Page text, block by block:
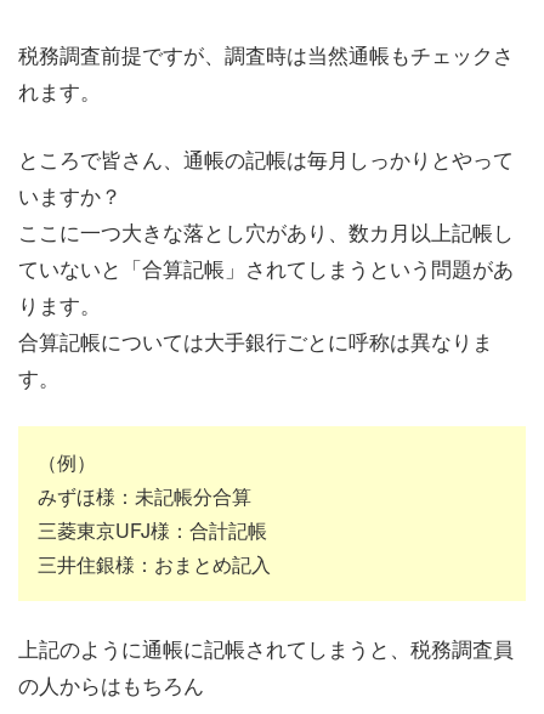
税務調査前提ですが、調査時は当然通帳もチェックさ
れます。
ところで皆さん、通帳の記帳は毎月しっかりとやって
いますか？
ここに一つ大きな落とし穴があり、数カ月以上記帳し
ていないと「合算記帳」されてしまうという問題があ
ります。
合算記帳については大手銀行ごとに呼称は異なりま
す。
（例）
みずほ様：未記帳分合算
三菱東京UFJ様：合計記帳
三井住銀様：おまとめ記入
上記のように通帳に記帳されてしまうと、税務調査員
の人からはもちろん